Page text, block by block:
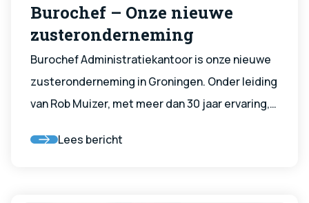
Burochef – Onze nieuwe
zusteronderneming
Burochef Administratiekantoor is onze nieuwe
zusteronderneming in Groningen. Onder leiding
van Rob Muizer, met meer dan 30 jaar ervaring,
administratie. Met korte lijnen, verschillende
Lees bericht